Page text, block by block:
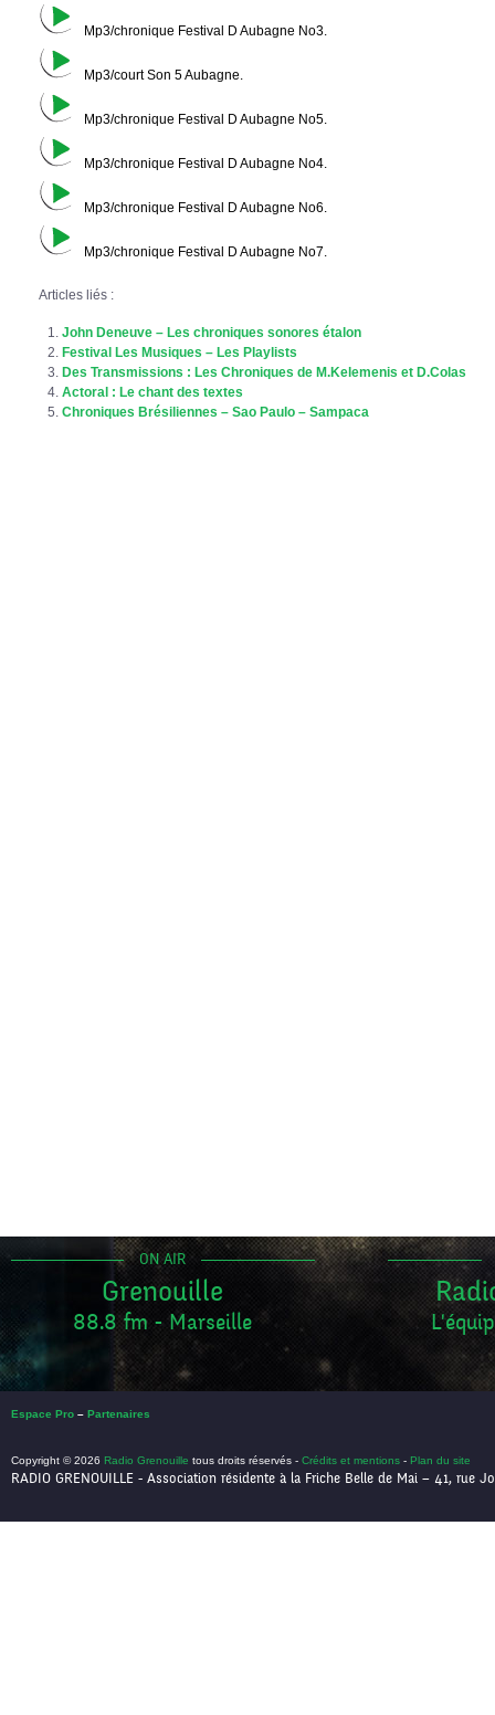
Mp3/chronique Festival D Aubagne No3.
Mp3/court Son 5 Aubagne.
Mp3/chronique Festival D Aubagne No5.
Mp3/chronique Festival D Aubagne No4.
Mp3/chronique Festival D Aubagne No6.
Mp3/chronique Festival D Aubagne No7.
Articles liés :
John Deneuve – Les chroniques sonores étalon
Festival Les Musiques – Les Playlists
Des Transmissions : Les Chroniques de M.Kelemenis et D.Colas
Actoral : Le chant des textes
Chroniques Brésiliennes – Sao Paulo – Sampaca
ON AIR
Grenouille
88.8 fm - Marseille
Espace Pro – Partenaires
Copyright © 2026 Radio Grenouille tous droits réservés - Crédits et mentions - Plan du site
RADIO GRENOUILLE - Association résidente à la Friche Belle de Mai – 41, rue